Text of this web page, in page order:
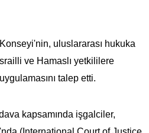
uluslararası hukuka
ve Hamaslı yetkililere
talep etti.
kapsamında işgalciler,